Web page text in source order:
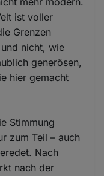
ist voller
Grenzen
nicht, wie
generösen,
hier gemacht
Stimmung
zum Teil – auch
Nach
nach der